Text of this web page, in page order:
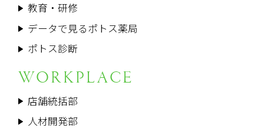
教育・研修
データで見るポトス薬局
ポトス診断
WORKPLACE
店舗統括部
人材開発部